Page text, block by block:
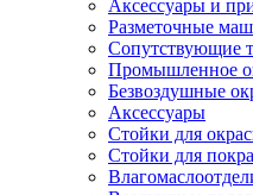
Аксессуары и
Разметочные
Сопутствующие
Промышленное
Безвоздушные
Аксессуары
Стойки для
Стойки для